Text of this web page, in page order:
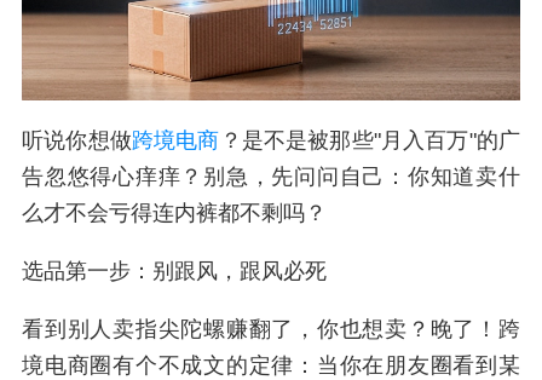
听说你想做跨境电商 ？是不是被那些"月入百万"的广
告忽悠得心痒痒？别急，先问问自己：你知道卖什
么才不会亏得连内裤都不剩吗？
选品第一步：别跟风，跟风必死
看到别人卖指尖陀螺赚翻了，你也想卖？晚了！跨
境电商圈有个不成文的定律：当你在朋友圈看到某